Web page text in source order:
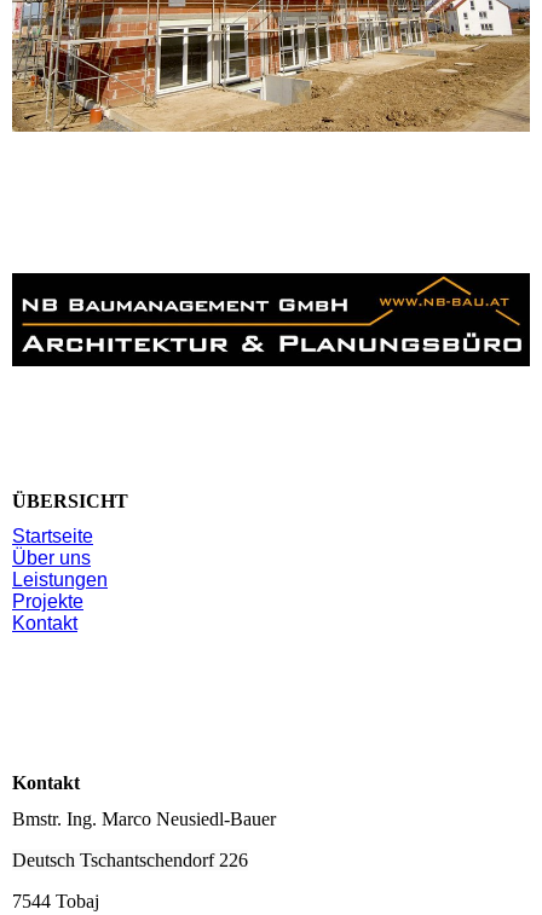
ÜBERSICHT
Startseite
Über uns
Leistungen
Projekte
Kontakt
Kontakt
Bmstr. Ing. Marco Neusiedl-Bauer
Deutsch Tschantschendorf 226
7544 Tobaj